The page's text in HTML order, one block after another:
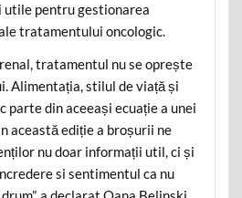
pentru gestionarea
tratamentului oncologic.
tratamentul nu se oprește
Alimentația, stilul de viață și
parte din aceeași ecuație a unei
această ediție a broșurii ne
nu doar informații util, ci și
si sentimentul ca nu